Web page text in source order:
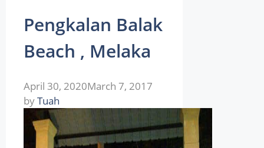
Pengkalan Balak
Beach , Melaka
April 30, 2020March 7, 2017
byTuah